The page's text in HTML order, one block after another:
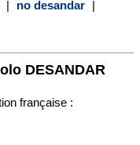
| no desandar |
DESANDAR
française :